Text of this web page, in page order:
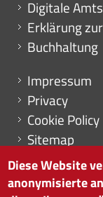
Digitale
Erklärung
Buchhaltung
Menu footer
Impressum
Privacy
Cookie Policy
Sitemap
Cookie-
Diese Website
anonymisierte